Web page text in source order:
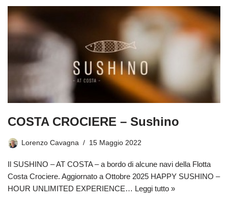
COSTA CROCIERE – Sushino
Lorenzo Cavagna 15 Maggio 2022
Il SUSHINO – AT COSTA – a bordo di alcune navi della Flotta
Costa Crociere. Aggiornato a Ottobre 2025 HAPPY SUSHINO –
HOUR UNLIMITED EXPERIENCE… Leggi tutto »